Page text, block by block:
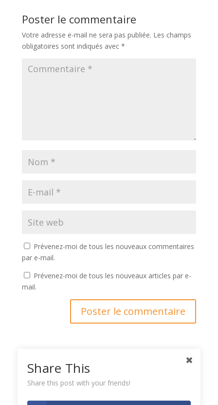
passer à côté de cette
Poster le commentaire
Votre adresse e-mail ne sera pas publiée. Les champs
obligatoires sont indiqués avec *
Prévenez-moi de tous les nouveaux commentaires
par e-mail.
Prévenez-moi de tous les nouveaux articles par e-
mail.
En
savoir plus sur la façon dont les données de vos
commentaires sont traitées.
Share This
Share this post with your friends!